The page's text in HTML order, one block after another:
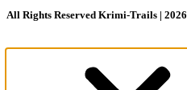
All Rights Reserved Krimi-Trails | 2026